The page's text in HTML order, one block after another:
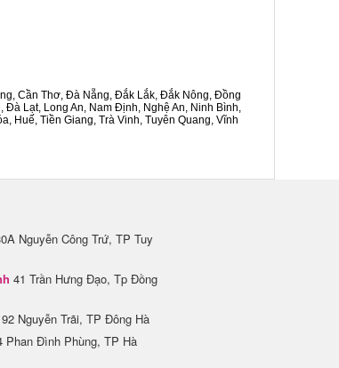
Cần Thơ, Đà Nẵng, Đắk Lắk, Đắk Nông, Đồng
Lạt, Long An, Nam Định, Nghệ An, Ninh Bình,
Huế, Tiền Giang, Trà Vinh, Tuyên Quang, Vĩnh
Nguyễn Công Trứ, TP Tuy
41 Trần Hưng Đạo, Tp Đồng
92 Nguyễn Trãi, TP Đông Hà
Phan Đình Phùng, TP Hà